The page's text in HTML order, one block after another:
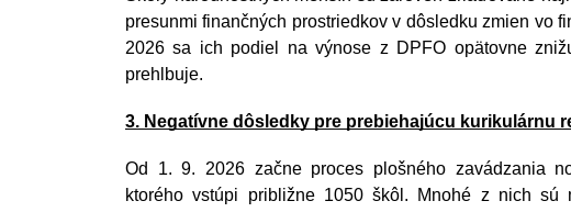
presunmi finančných prostriedkov v dôsledku zmien vo
2026 sa ich podiel na výnose z DPFO opätovne
prehlbuje.
3. Negatívne dôsledky pre prebiehajúcu kurikulárnu
Od 1. 9. 2026 začne proces plošného zavádzania
ktorého vstúpi približne 1050 škôl. Mnohé z nich